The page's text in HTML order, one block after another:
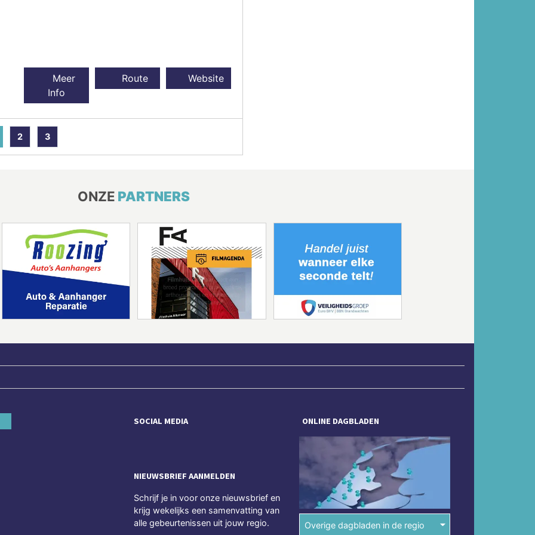
Meer
Info
Route Website
2 3
ONZE PARTNERS
SOCIAL MEDIA
NIEUWSBRIEF AANMELDEN
Schrijf je in voor onze nieuwsbrief en
krijg wekelijks een samenvatting van
alle gebeurtenissen uit jouw regio.
ONLINE DAGBLADEN
Overige dagbladen in de regio